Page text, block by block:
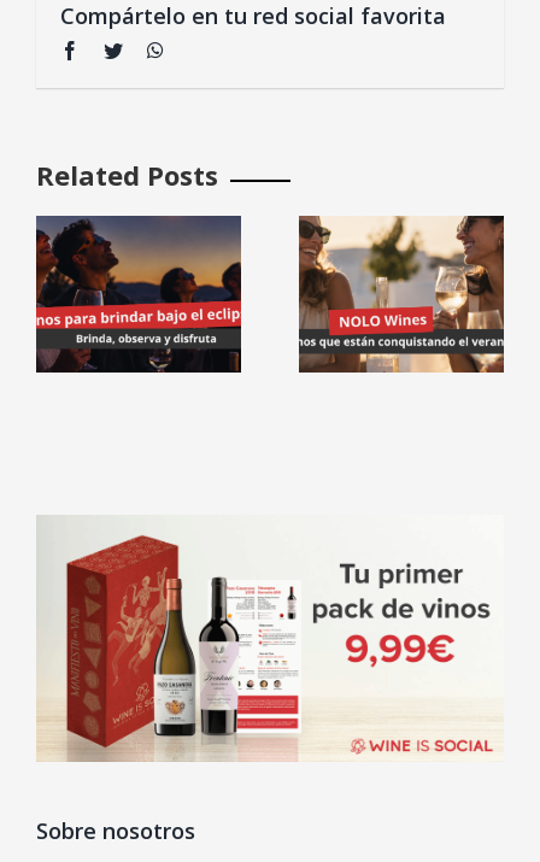
Compártelo en tu red social favorita
Facebook
Twitter
Related Posts
Vinos NOLO:
¿por qué
están de
moda?
Sobre nosotros